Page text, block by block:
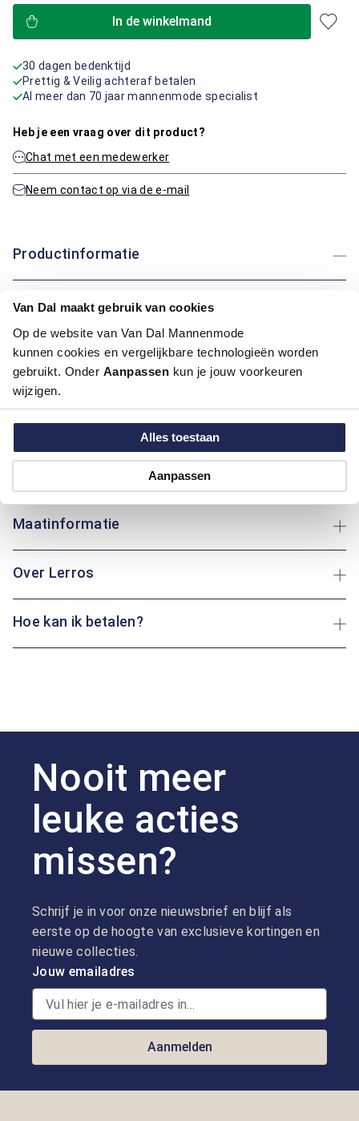
Van Dal maakt gebruik van cookies
Op de website van Van Dal Mannenmode
kunnen cookies en vergelijkbare technologieën worden
gebruikt. Onder Aanpassen kun je jouw voorkeuren
wijzigen.
Alles toestaan
Aanpassen
In de winkelmand
30 dagen bedenktijd
Prettig & Veilig achteraf betalen
Al meer dan 70 jaar mannenmode specialist
Heb je een vraag over dit product?
Chat met een medewerker
Neem contact op via de e-mail
Productinformatie
Kleur:
Ecru / Kit, Wit
Materiaal:
100% Polyester
Pasvorm:
Modern Fit
Deze winterjas van Lerros, uitgevoerd in groen of ecru, biedt
een regular fit pasvorm en heeft een handige ritssluiting. De
jas is perfect voor koude dagen en zorgt voor een
comfortabele ervaring. Of je nu een wandeling maakt,
onderweg bent naar het werk of een lokale markt bezoekt:
deze jas houdt je altijd warm en behaaglijk.
Maatinformatie
Over Lerros
Hoe kan ik betalen?
Nooit meer
leuke acties
missen?
Schrijf je in voor onze nieuwsbrief en blijf als
eerste op de hoogte van exclusieve kortingen en
nieuwe collecties.
Jouw emailadres
Aanmelden